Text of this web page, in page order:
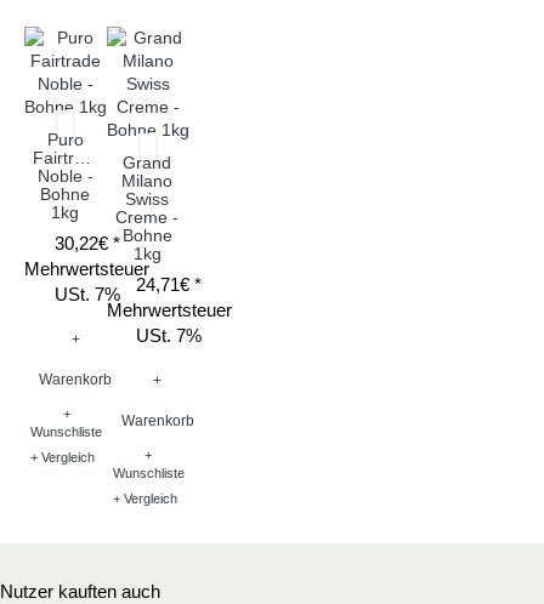
Puro
Fairtrade
Noble -
Bohne
1kg
30,22€ *
Mehrwertsteuer
USt. 7%
+
Warenkorb
+
Wunschliste
+ Vergleich
Grand
Milano
Swiss
Creme -
Bohne
1kg
24,71€ *
Mehrwertsteuer
USt. 7%
+
Warenkorb
+
Wunschliste
+ Vergleich
Nutzer kauften auch